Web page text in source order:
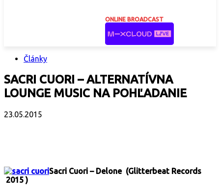
ONLINE BROADCAST
Články
SACRI CUORI – ALTERNATÍVNA
LOUNGE MUSIC NA POHĽADANIE
23.05.2015
Sacri Cuori – Delone (Glitterbeat Records
2015 )